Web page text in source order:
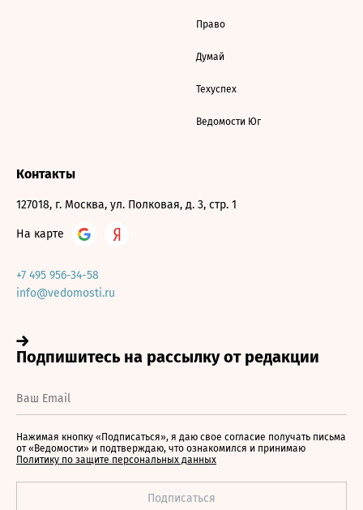
Право
Думай
Техуспех
Ведомости Юг
Контакты
127018, г. Москва, ул. Полковая, д. 3, стр. 1
На карте
+7 495 956-34-58
info@vedomosti.ru
Нажимая кнопку «Подписаться», я даю свое согласие получать письма
от «Ведомости» и подтверждаю, что ознакомился и принимаю
Политику по защите персональных данных